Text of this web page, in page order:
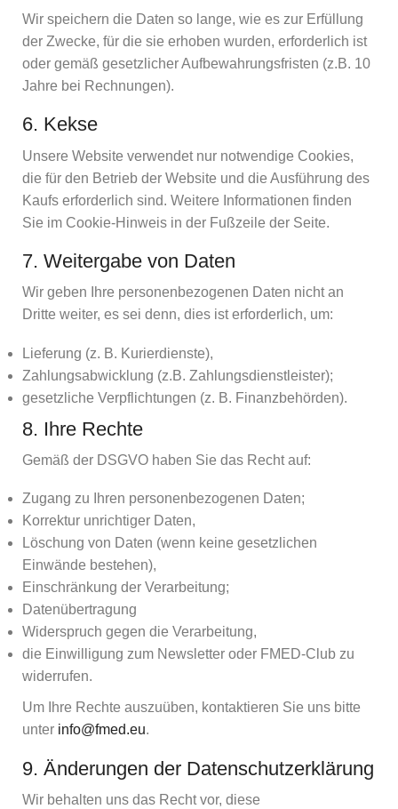
Wir speichern die Daten so lange, wie es zur Erfüllung
der Zwecke, für die sie erhoben wurden, erforderlich ist
oder gemäß gesetzlicher Aufbewahrungsfristen (z.B. 10
Jahre bei Rechnungen).
6. Kekse
Unsere Website verwendet nur notwendige Cookies,
die für den Betrieb der Website und die Ausführung des
Kaufs erforderlich sind. Weitere Informationen finden
Sie im Cookie-Hinweis in der Fußzeile der Seite.
7. Weitergabe von Daten
Wir geben Ihre personenbezogenen Daten nicht an
Dritte weiter, es sei denn, dies ist erforderlich, um:
Lieferung (z. B. Kurierdienste),
Zahlungsabwicklung (z.B. Zahlungsdienstleister);
gesetzliche Verpflichtungen (z. B. Finanzbehörden).
8. Ihre Rechte
Gemäß der DSGVO haben Sie das Recht auf:
Zugang zu Ihren personenbezogenen Daten;
Korrektur unrichtiger Daten,
Löschung von Daten (wenn keine gesetzlichen
Einwände bestehen),
Einschränkung der Verarbeitung;
Datenübertragung
Widerspruch gegen die Verarbeitung,
die Einwilligung zum Newsletter oder FMED-Club zu
widerrufen.
Um Ihre Rechte auszuüben, kontaktieren Sie uns bitte
unter info@fmed.eu.
9. Änderungen der Datenschutzerklärung
Wir behalten uns das Recht vor, diese